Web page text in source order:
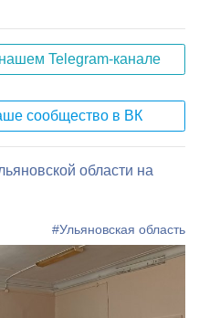
Telegram-канале
сообщество в ВК
области на
#Ульяновская область